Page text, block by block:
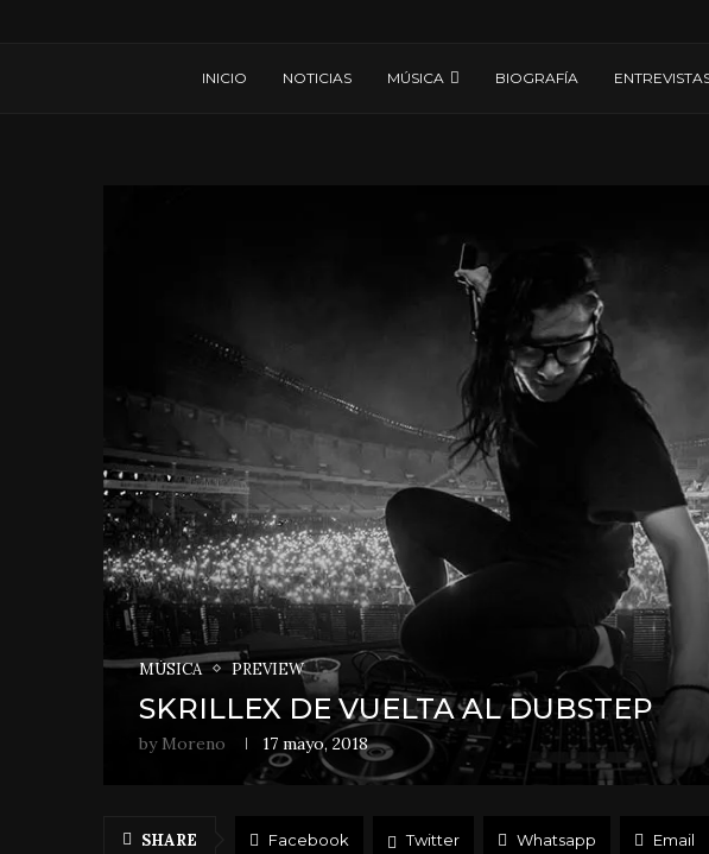
INICIO NOTICIAS MÚSICA BIOGRAFÍA
MÚSICA PREVIEW
SKRILLEX DE VUELTA AL DUBSTEP
by Moreno 17 mayo, 2018
SHARE Facebook Twitter Whatsapp Email